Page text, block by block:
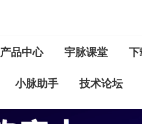
产品中心 宇脉课堂 下
小脉助手 技术论坛